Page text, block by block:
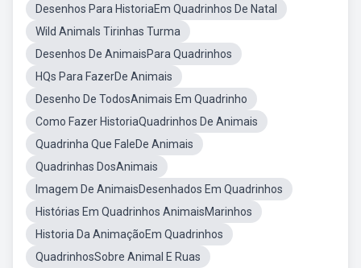
Desenhos Para HistoriaEm Quadrinhos De Natal
Wild Animals Tirinhas Turma
Desenhos De AnimaisPara Quadrinhos
HQs Para FazerDe Animais
Desenho De TodosAnimais Em Quadrinho
Como Fazer HistoriaQuadrinhos De Animais
Quadrinha Que FaleDe Animais
Quadrinhas DosAnimais
Imagem De AnimaisDesenhados Em Quadrinhos
Histórias Em Quadrinhos AnimaisMarinhos
Historia Da AnimaçãoEm Quadrinhos
QuadrinhosSobre Animal E Ruas